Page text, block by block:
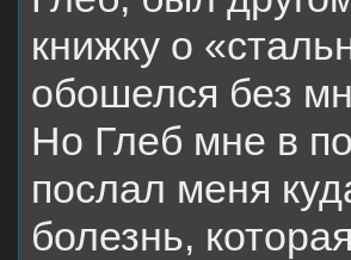
книжку о
обошелся без
Но Глеб мне в
послал меня
болезнь,